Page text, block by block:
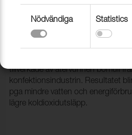
Tyg Generation 118 Orchid
1010105
tillverkade av återvunnen bomull
konfektionsindustrin. Resultatet
pga mindre vatten och
lägre koldioxidutsläpp.
Nödvändiga Statistics